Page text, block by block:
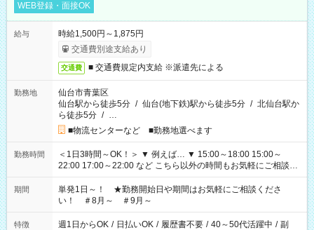
WEB登録・面接OK
給与
時給1,500円～1,875円
交通費別途支給あり
交通費 ■ 交通費規定内支給 ※派遣先による
勤務地
仙台市青葉区
仙台駅から徒歩5分 / 仙台(地下鉄)駅から徒歩5分 / 北仙台駅か
ら徒歩5分 / …
■物流センターなど ■勤務地選べます
勤務時間
＜1日3時間～OK！＞ ▼ 例えば… ▼ 15:00～18:00 15:00～
22:00 17:00～22:00 など こちら以外の時間もお気軽にご相談く
ださい！
期間
単発1日～！ ★勤務開始日や期間はお気軽にご相談くださ
い！ ＃8月～ ＃9月～
特徴 週1日からOK / 日払いOK / 履歴書不要 / 40～50代活躍中 / 副